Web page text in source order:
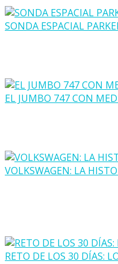
SONDA ESPACIAL
EL JUMBO 747 CON
VOLKSWAGEN: LA
RETO DE LOS 30 DÍAS: